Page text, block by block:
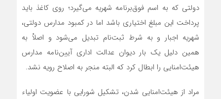
دولتی که به اسم فوق‌برنامه شهریه می‌گیرد؛ روی کاغذ باید
پرداخت این مبلغ اختیاری باشد اما در کمبود مدارس دولتی،
شهریه اجبار و به شرط ثبت‌نام تبدیل می‌شود و اصلاْ به
همین دلیل یک بار دیوان عدالت اداری آیین‌نامه مدارس
هیئت‌امنایی را ابطال کرد که البته منجر به اصلاح رویه نشد.
مراد از هیئت‌امنایی شدن، تشکیل شورایی با عضویت اولیاء